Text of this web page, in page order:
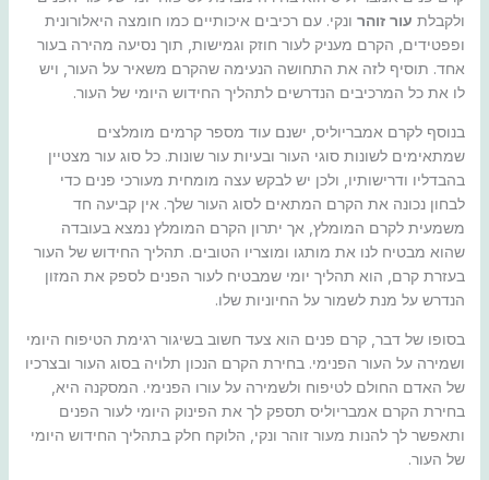
ולקבלת עור זוהרונקי. עם רכיבים איכותיים כמו חומצה היאלורונית
ופפטידים, הקרם מעניק לעור חוזק וגמישות, תוך נסיעה מהירה בעור
אחד. תוסיף לזה את התחושה הנעימה שהקרם משאיר על העור, ויש
לו את כל המרכיבים הנדרשים לתהליך החידוש היומי של העור.
בנוסף לקרם אמבריוליס, ישנם עוד מספר קרמים מומלצים
שמתאימים לשונות סוגי העור ובעיות עור שונות. כל סוג עור מצטיין
בהבדליו ודרישותיו, ולכן יש לבקש עצה מומחית מעורכי פנים כדי
לבחון נכונה את הקרם המתאים לסוג העור שלך. אין קביעה חד
משמעית לקרם המומלץ, אך יתרון הקרם המומלץ נמצא בעובדה
שהוא מבטיח לנו את מותגו ומוצריו הטובים. תהליך החידוש של העור
בעזרת קרם, הוא תהליך יומי שמבטיח לעור הפנים לספק את המזון
הנדרש על מנת לשמור על החיוניות שלו.
בסופו של דבר, קרם פנים הוא צעד חשוב בשיגור רגימת הטיפוח היומי
ושמירה על העור הפנימי. בחירת הקרם הנכון תלויה בסוג העור ובצרכיו
של האדם החולם לטיפוח ולשמירה על עורו הפנימי. המסקנה היא,
בחירת הקרם אמבריוליס תספק לך את הפינוק היומי לעור הפנים
ותאפשר לך להנות מעור זוהר ונקי, הלוקח חלק בתהליך החידוש היומי
של העור.